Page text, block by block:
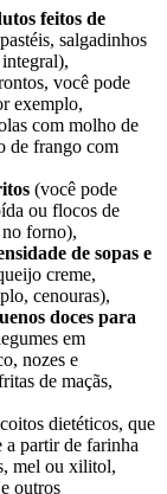
feitos de
salgadinhos
você pode
exemplo,
com molho de
de frango com
(você pode
ou flocos de
no forno),
de sopas e
creme,
cenouras),
doces para
em
nozes e
de maçãs,
dietéticos, que
a partir de farinha
mel ou xilitol,
outros